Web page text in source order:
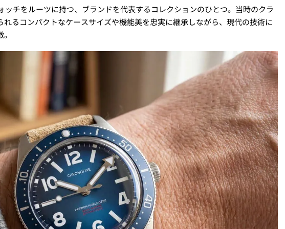
ッチをルーツに持つ、ブランドを代表するコレクションのひとつ。当時のクラ
るコンパクトなケースサイズや機能美を忠実に継承しながら、現代の技術に